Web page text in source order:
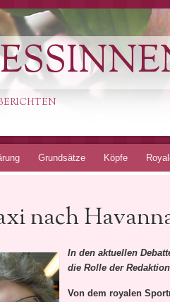
Grundsätze Köpfe
nach
In den aktuellen
die Rolle der
Von dem royalen